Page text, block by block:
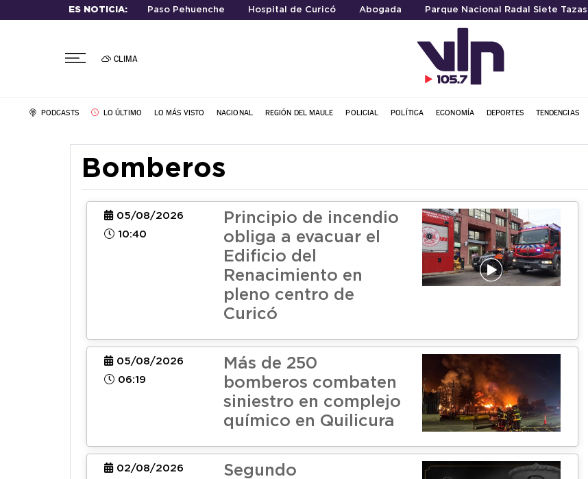
ES NOTICIA: Paso Pehuenche Hospital de Curicó Abogada Parque Nacional Radal Siete Tazas
CLIMA
PODCASTS LO ÚLTIMO LO MÁS VISTO NACIONAL REGIÓN DEL MAULE POLICIAL POLÍTICA ECONOMÍA DEPORTES TENDENCIAS
Bomberos
05/08/2026
10:40
Principio de incendio
obliga a evacuar el
Edificio del
Renacimiento en
pleno centro de
Curicó
05/08/2026
06:19
Más de 250
bomberos combaten
siniestro en complejo
químico en Quilicura
02/08/2026
Segundo